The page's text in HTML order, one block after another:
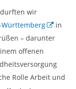
durften wir
Württemberg
in
– darunter
offenen
Rolle Arbeit und